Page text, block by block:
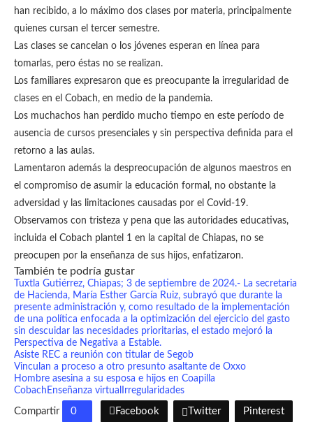
han recibido, a lo máximo dos clases por materia, principalmente
quienes cursan el tercer semestre.
Las clases se cancelan o los jóvenes esperan en línea para
tomarlas, pero éstas no se realizan.
Los familiares expresaron que es preocupante la irregularidad de
clases en el Cobach, en medio de la pandemia.
Los muchachos han perdido mucho tiempo en este período de
ausencia de cursos presenciales y sin perspectiva definida para el
retorno a las aulas.
Lamentaron además la despreocupación de algunos maestros en
el compromiso de asumir la educación formal, no obstante la
adversidad y las limitaciones causadas por el Covid-19.
Observamos con tristeza y pena que las autoridades educativas,
incluida el Cobach plantel 1 en la capital de Chiapas, no se
preocupen por la enseñanza de sus hijos, enfatizaron.
También te podría gustar
Tuxtla Gutiérrez, Chiapas; 3 de septiembre de 2024.- La secretaria
de Hacienda, María Esther García Ruiz, subrayó que durante la
presente administración y, como resultado de la implementación
de una política enfocada a la optimización del ejercicio del gasto
sin descuidar las necesidades prioritarias, el estado mejoró la
Perspectiva de Negativa a Estable.
Asiste REC a reunión con titular de Segob
Vinculan a proceso a otro presunto asaltante de Oxxo
Hombre asesina a su esposa e hijos en Coapilla
Cobach Enseñanza virtual Irregularidades
Compartir 0 Facebook Twitter Pinterest